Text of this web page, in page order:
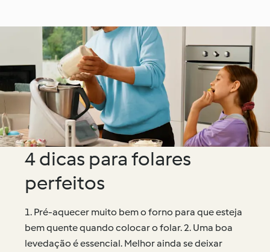
4 dicas para folares
perfeitos
1. Pré-aquecer muito bem o forno para que esteja
bem quente quando colocar o folar. 2. Uma boa
levedação é essencial. Melhor ainda se deixar